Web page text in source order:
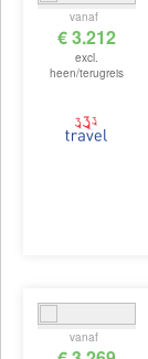
vanaf
€ 3.212
excl.
heen/terugreis
vanaf